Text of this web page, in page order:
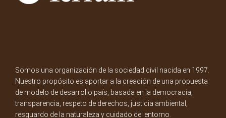
Somos una organización de la sociedad civil nacida en 1997.
Nuestro propósito es aportar a la creación de una propuesta
de modelo de desarrollo país, basada en la democracia,
transparencia, respeto de derechos, justicia ambiental,
resguardo de la naturaleza y cuidado del entorno.